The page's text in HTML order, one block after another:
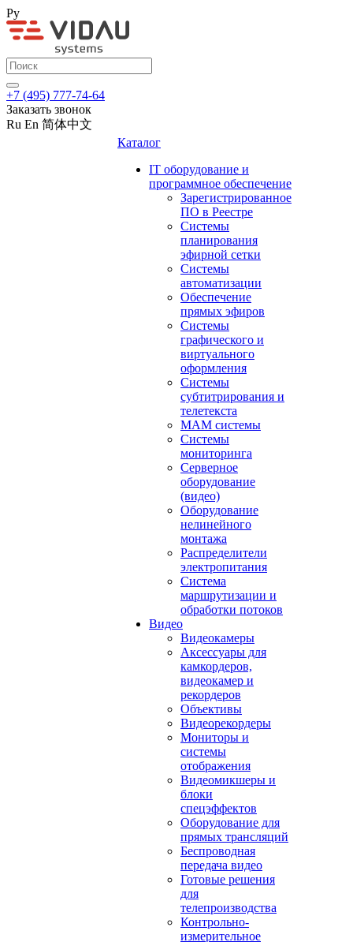
Ру
+7 (495) 777-74-64
Заказать звонок
Ru En 简体中文
Каталог
IT оборудование и
программное обеспечение
Зарегистрированное
ПО в Реестре
Системы
планирования
эфирной сетки
Системы
автоматизации
Обеспечение
прямых эфиров
Системы
графического и
виртуального
оформления
Системы
субтитрирования и
телетекста
MAM системы
Системы
мониторинга
Серверное
оборудование
(видео)
Оборудование
нелинейного
монтажа
Распределители
электропитания
Система
маршрутизации и
обработки потоков
Видео
Видеокамеры
Аксессуары для
камкордеров,
видеокамер и
рекордеров
Объективы
Видеорекордеры
Мониторы и
системы
отображения
Видеомикшеры и
блоки
спецэффектов
Оборудование для
прямых трансляций
Беспроводная
передача видео
Готовые решения
для
телепроизводства
Контрольно-
измерительное